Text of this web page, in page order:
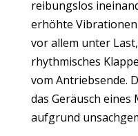
reibungslos
erhöhte
vor allem unter
rhythmisches
vom Antriebsende.
das Geräusch
aufgrund